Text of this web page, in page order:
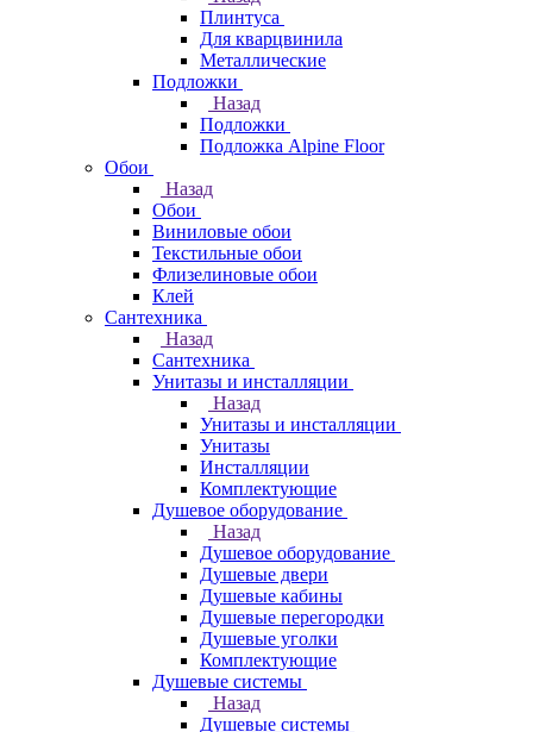
Плинтуса
Для кварцвинила
Металлические
Подложки
Назад
Подложки
Подложка Alpine Floor
Обои
Назад
Обои
Виниловые обои
Текстильные обои
Флизелиновые обои
Клей
Сантехника
Назад
Сантехника
Унитазы и инсталляции
Назад
Унитазы и инсталляции
Унитазы
Инсталляции
Комплектующие
Душевое оборудование
Назад
Душевое оборудование
Душевые двери
Душевые кабины
Душевые перегородки
Душевые уголки
Комплектующие
Душевые системы
Назад
Душевые системы